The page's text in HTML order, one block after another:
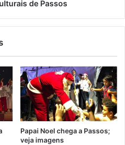
de Passos
Papai Noel chega a Passos;
veja imagens